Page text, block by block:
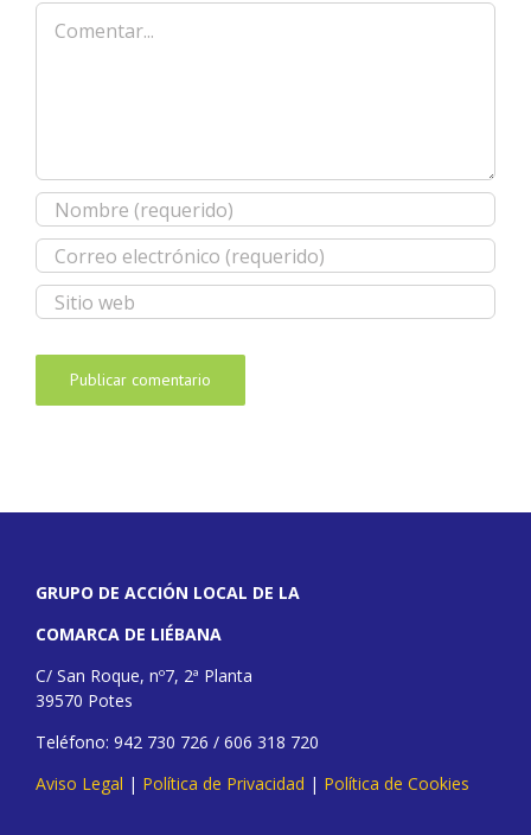
Comentar
GRUPO DE ACCIÓN LOCAL DE LA
COMARCA DE LIÉBANA
C/ San Roque, nº7, 2ª Planta
39570 Potes
Teléfono: 942 730 726 / 606 318 720
Aviso Legal | Política de Privacidad | Política de Cookies